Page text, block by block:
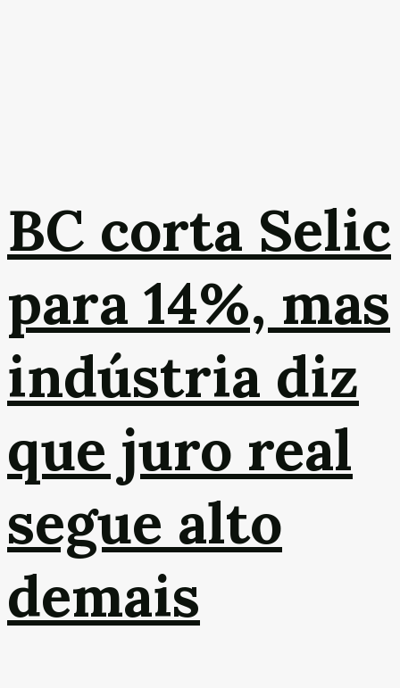
BC corta Selic
para 14%, mas
indústria diz
que juro real
segue alto
demais